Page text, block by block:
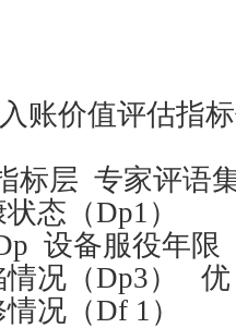
账价值评估指
标层 专家评语
态（Dp1 ）
设备服役年限
况（Dp3）
优
况（Df 1 ）